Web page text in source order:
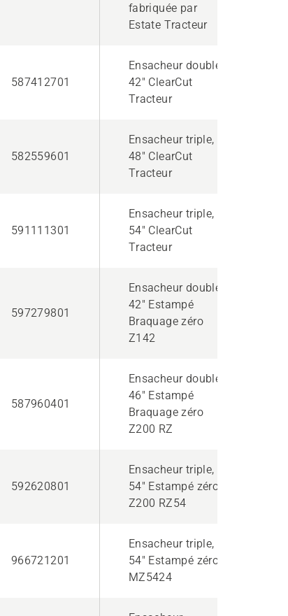
fabriquée par
Estate Tracteur
587412701
Ensacheur double,
42" ClearCut
Tracteur
582559601
Ensacheur triple,
48" ClearCut
Tracteur
591111301
Ensacheur triple,
54" ClearCut
Tracteur
597279801
Ensacheur double,
42" Estampé
Braquage zéro
Z142
587960401
Ensacheur double,
46" Estampé
Braquage zéro
Z200 RZ
592620801
Ensacheur triple,
54" Estampé zéro
Z200 RZ54
966721201
Ensacheur triple,
54" Estampé zéro
MZ5424